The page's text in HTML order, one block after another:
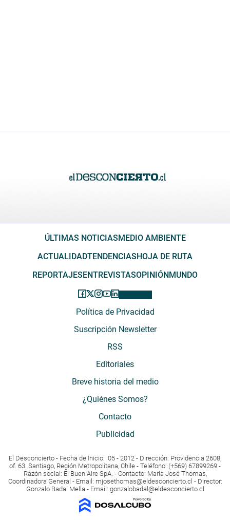
ÚLTIMAS NOTICIAS MEDIO AMBIENTE
ACTUALIDADTENDENCIAS HOJA DE RUTA
REPORTAJES ENTREVISTASOPINIÓN MUNDO
Política de Privacidad
Suscripción Newsletter
RSS
Editoriales
Breve historia del medio
¿Quiénes Somos?
Contacto
Publicidad
El Desconcierto - Fecha de Inicio: 05 - 2012 - Dirección: Providencia 2608,
of. 63. Santiago, Región Metropolitana, Chile - Teléfono: (+569) 67899269 -
Razón social: El Buen Aire SpA. - Contacto: María José Thomas,
Coordinadora General - Email: mjosethomas@eldesconcierto.cl - Director:
Gonzalo Badal Mella - Email: gonzalobadal@eldesconcierto.cl